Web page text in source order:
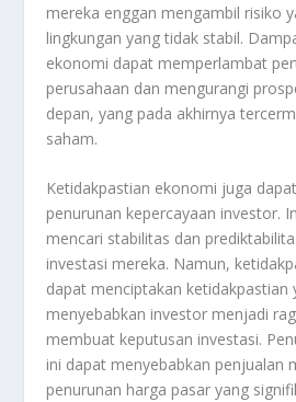
mereka enggan mengambil risiko
lingkungan yang tidak stabil.
ekonomi dapat memperlambat
perusahaan dan mengurangi
depan, yang pada akhirnya
saham.
Ketidakpastian ekonomi juga
penurunan kepercayaan investor.
mencari stabilitas dan
investasi mereka. Namun,
dapat menciptakan ketidakpastian
menyebabkan investor menjadi
membuat keputusan investasi.
ini dapat menyebabkan penjualan
penurunan harga pasar yang